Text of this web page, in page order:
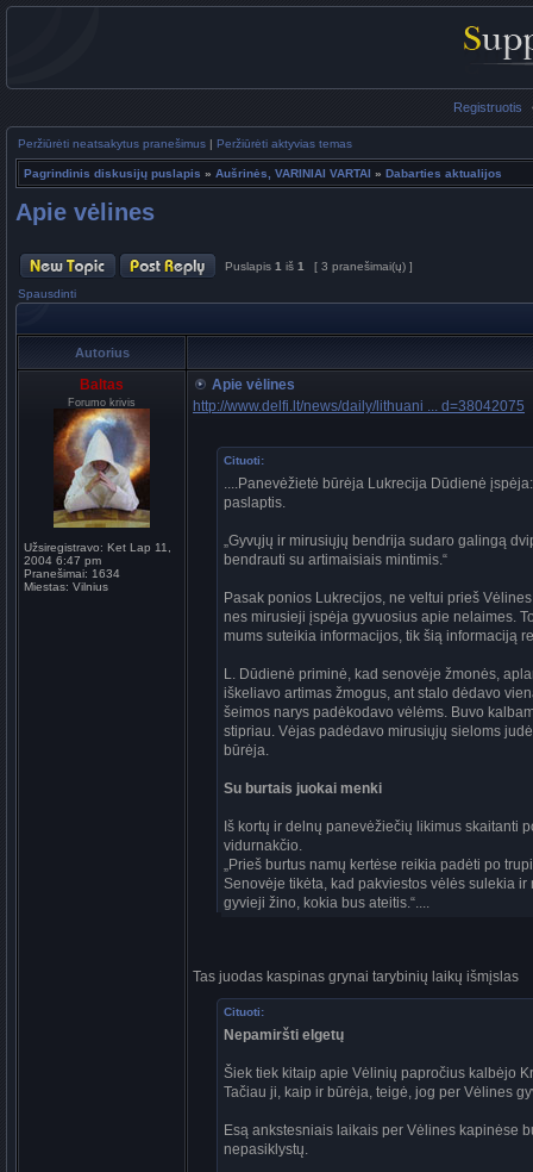
Registruotis
Peržiūrėti neatsakytus pranešimus | Peržiūrėti aktyvias temas
Pagrindinis diskusijų puslapis » Aušrinės, VARINIAI VARTAI » Dabarties aktualijos
Apie vėlines
Puslapis 1 iš 1 [ 3 pranešimai(ų) ]
Spausdinti
Autorius
Baltas
Forumo krivis
Užsiregistravo: Ket Lap 11,
2004 6:47 pm
Pranešimai: 1634
Miestas: Vilnius
Apie vėlines
http://www.delfi.lt/news/daily/lithuani ... d=38042075
Cituoti:
....Panevėžietė būrėja Lukrecija Dūdienė
paslaptis.
„Gyvųjų ir mirusiųjų bendrija sudaro galingą
bendrauti su artimaisiais mintimis.“
Pasak ponios Lukrecijos, ne veltui prieš
nes mirusieji įspėja gyvuosius apie nelaimes.
mums suteikia informacijos, tik šią informaciją
L. Dūdienė priminė, kad senovėje žmonės,
iškeliavo artimas žmogus, ant stalo dėdavo
šeimos narys padėkodavo vėlėms. Buvo
stipriau. Vėjas padėdavo mirusiųjų sieloms
būrėja.
Su burtais juokai menki
Iš kortų ir delnų panevėžiečių likimus skaitanti
vidurnakčio.
„Prieš burtus namų kertėse reikia padėti po
Senovėje tikėta, kad pakviestos vėlės sulekia
gyvieji žino, kokia bus ateitis.“....
Tas juodas kaspinas grynai tarybinių laikų išmįslas
Cituoti:
Nepamiršti elgetų
Šiek tiek kitaip apie Vėlinių papročius kalbėjo
Tačiau ji, kaip ir būrėja, teigė, jog per Vėlines
Esą ankstesniais laikais per Vėlines kapinėse
nepasiklystų.